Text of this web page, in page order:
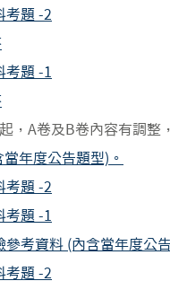
考題 -2​
考題 -1
，A卷及B卷內容有調整
年度公告題型)。
考題 -2
考題 -1
參考資料 (內含當年度公
考題 -2